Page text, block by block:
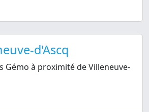
d'Ascq
Gémo à proximité de Villeneuve-